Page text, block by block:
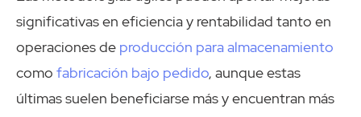
significativas en eficiencia y rentabilidad tanto en
operaciones de producción para almacenamiento
como fabricación bajo pedido, aunque estas
últimas suelen beneficiarse más y encuentran más